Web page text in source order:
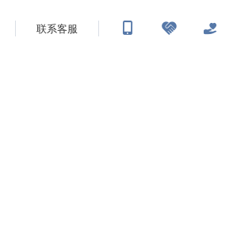
联系客服